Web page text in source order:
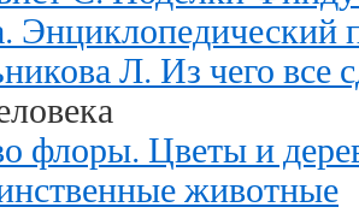
Энциклопедический
Л. Из чего все
флоры. Цветы и
животные